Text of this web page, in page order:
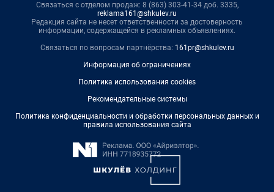
Связаться с отделом продаж: 8 (863) 303-41-34 доб. 3335,
reklama161@shkulev.ru
Редакция сайта не несет ответственности за достоверность
информации, содержащейся в рекламных объявлениях.
Связаться по вопросам партнёрства: 161pr@shkulev.ru
Информация об ограничениях
Политика использования cookies
Рекомендательные системы
Политика конфиденциальности и обработки персональных данных и
правила использования сайта